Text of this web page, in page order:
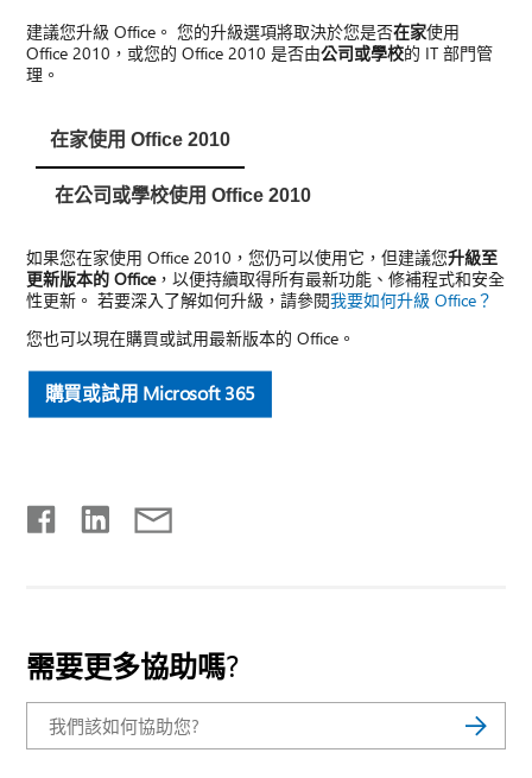
建議您升級 Office。 您的升級選項將取決於您是否在家使用
Office 2010，或您的 Office 2010 是否由公司或學校的 IT 部門管
理。
在家使用 Office 2010
在公司或學校使用 Office 2010
如果您在家使用 Office 2010，您仍可以使用它，但建議您升級至
更新版本的 Office，以便持續取得所有最新功能、修補程式和安全
性更新。 若要深入了解如何升級，請參閱我要如何升級 Office？
您也可以現在購買或試用最新版本的 Office。
購買或試用 Microsoft 365
需要更多協助嗎?